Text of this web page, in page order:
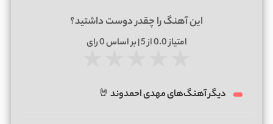
این آهنگ را چقدر دوست داشتید؟
امتیاز0.0از 5 | بر اساس 0رای
دیگر آهنگ‌های مهدی احمدوند 🤘